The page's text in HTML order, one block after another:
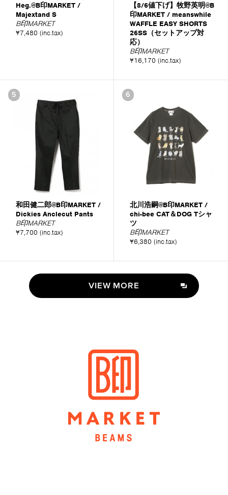
Heg.@B印MARKET /
Majextand S
B印MARKET
¥7,480 (inc.tax)
【8/6値下げ】牧野英明@B
印MARKET / meanswhile
WAFFLE EASY SHORTS
26SS（セットアップ対
応）
B印MARKET
¥16,170 (inc.tax)
5
和田健二郎@B印MARKET /
Dickies Anclecut Pants
B印MARKET
¥7,700 (inc.tax)
6
北川浩嗣@B印MARKET /
chi-bee CAT＆DOG Tシャ
ツ
B印MARKET
¥6,380 (inc.tax)
VIEW MORE